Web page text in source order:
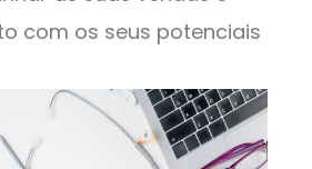
com os seus potenciais